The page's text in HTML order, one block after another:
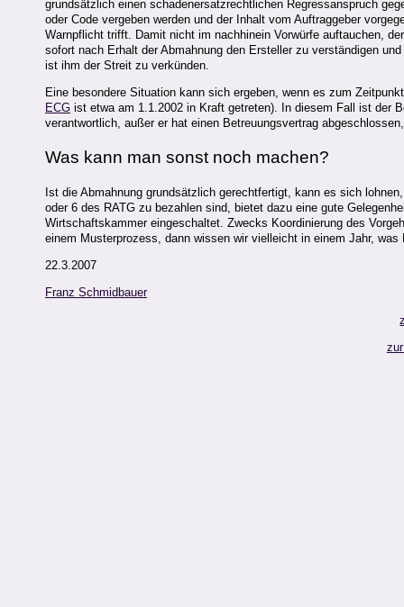
grundsätzlich einen schadenersatzrechtlichen Regressanspruch
oder Code vergeben werden und der Inhalt vom Auftraggeber
Warnpflicht trifft. Damit nicht im nachhinein Vorwürfe auftauchen,
sofort nach Erhalt der Abmahnung den Ersteller zu verständigen
ist ihm der Streit zu verkünden.
Eine besondere Situation kann sich ergeben, wenn es zum
ECG ist etwa am 1.1.2002 in Kraft getreten). In diesem Fall ist der
verantwortlich, außer er hat einen Betreuungsvertrag
Was kann man sonst noch machen?
Ist die Abmahnung grundsätzlich gerechtfertigt, kann es sich
oder 6 des RATG zu bezahlen sind, bietet dazu eine gute
Wirtschaftskammer eingeschaltet. Zwecks Koordinierung des
einem Musterprozess, dann wissen wir vielleicht in einem Jahr,
22.3.2007
Franz Schmidbauer